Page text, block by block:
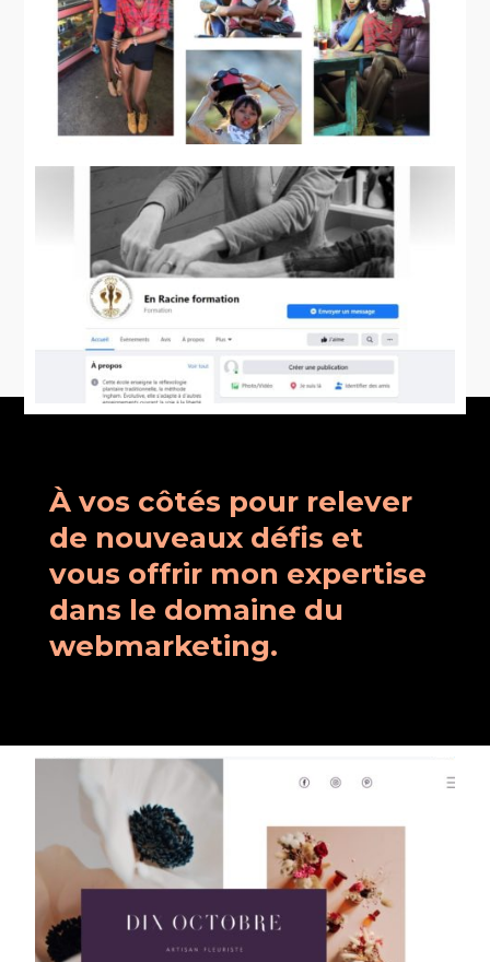
À vos côtés pour relever
de nouveaux défis et
vous offrir mon expertise
dans le domaine du
webmarketing.